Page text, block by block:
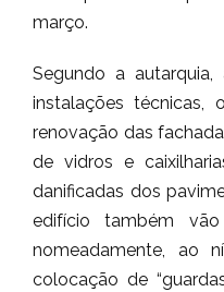
março.
Segundo a
instalações técnicas,
renovação das
de vidros e
danificadas dos
edifício também
nomeadamente, ao
colocação de